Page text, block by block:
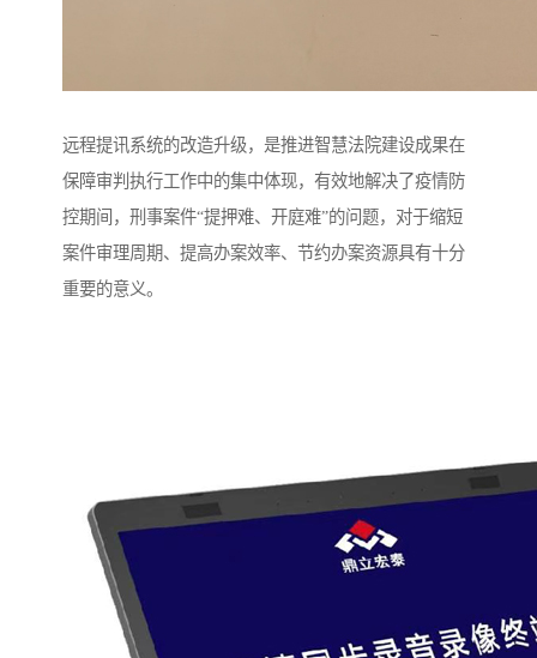
远程提讯系统的改造升级，是推进智慧法院建设成果在
保障审判执行工作中的集中体现，有效地解决了疫情防
控期间，刑事案件“提押难、开庭难”的问题，对于缩短
案件审理周期、提高办案效率、节约办案资源具有十分
重要的意义。